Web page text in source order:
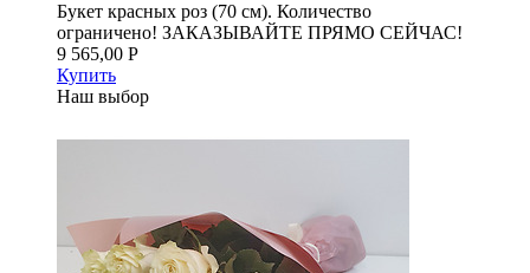
Букет красных роз (70 см). Количество
ограничено! ЗАКАЗЫВАЙТЕ ПРЯМО СЕЙЧАС!
9 565,00 Р
Купить
Наш выбор